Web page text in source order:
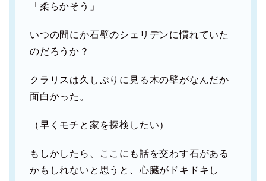
「柔らかそう」
いつの間にか石壁のシェリデンに慣れていた
のだろうか？
クラリスは久しぶりに見る木の壁がなんだか
面白かった。
（早くモチと家を探検したい）
もしかしたら、ここにも話を交わす石がある
かもしれないと思うと、心臓がドキドキし